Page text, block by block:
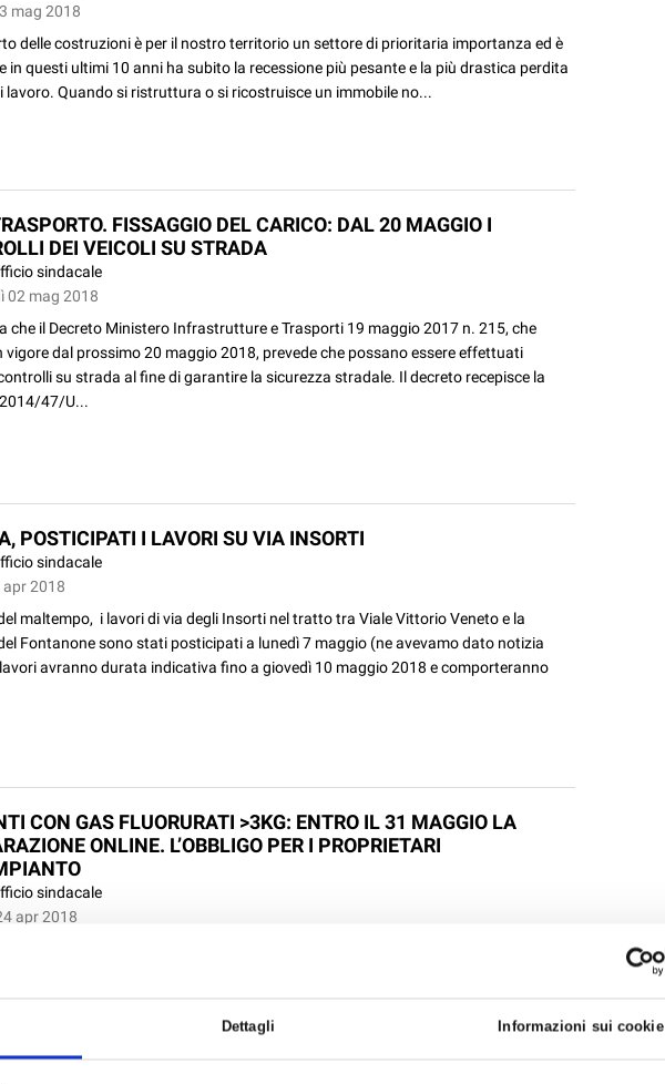
Dettagli Informazioni sui cookie
mag 2018
delle costruzioni è per il nostro territorio un settore di prioritaria importanza ed è
in questi ultimi 10 anni ha subito la recessione più pesante e la più drastica perdita
lavoro. Quando si ristruttura o si ricostruisce un immobile no...
FISSAGGIO DEL CARICO: DAL 20 MAGGIO I
DEI VEICOLI SU STRADA
sindacale
02 mag 2018
che il Decreto Ministero Infrastrutture e Trasporti 19 maggio 2017 n. 215, che
vigore dal prossimo 20 maggio 2018, prevede che possano essere effettuati
su strada al fine di garantire la sicurezza stradale. Il decreto recepisce la
47/U...
POSTICIPATI I LAVORI SU VIA INSORTI
sindacale
apr 2018
maltempo, i lavori di via degli Insorti nel tratto tra Viale Vittorio Veneto e la
Fontanone sono stati posticipati a lunedì 7 maggio (ne avevamo dato notizia
avranno durata indicativa fino a giovedì 10 maggio 2018 e comporteranno
CON GAS FLUORURATI >3KG: ENTRO IL 31 MAGGIO LA
ONLINE. L’OBBLIGO PER I PROPRIETARI
sindacale
apr 2018
per il tramite dell’Istituto Superiore per la Ricerca e la Protezione Ambientale, la